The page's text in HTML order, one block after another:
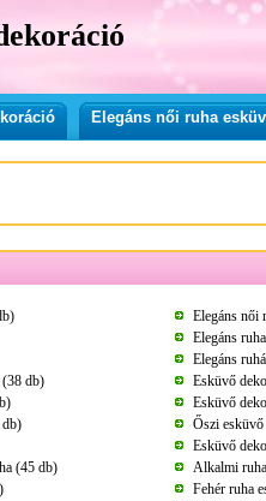
Elegáns női ruha
Elegáns női
Elegáns
Elegáns
(38 db)
Esküvő
Esküvő
db)
Őszi
Esküvő
(45 db)
Alkalmi
Fehér ruha